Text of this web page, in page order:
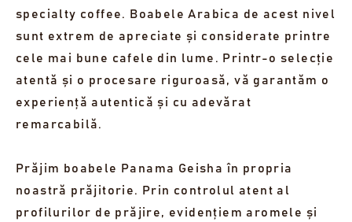
specialty coffee. Boabele Arabica de acest nivel
sunt extrem de apreciate și considerate printre
cele mai bune cafele din lume. Printr-o selecție
atentă și o procesare riguroasă, vă garantăm o
experiență autentică și cu adevărat
remarcabilă.
Prăjim boabele Panama Geisha în propria
noastră prăjitorie. Prin controlul atent al
profilurilor de prăjire, evidențiem aromele și